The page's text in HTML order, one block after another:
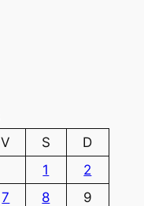
V S
D
1
2
7 8
9